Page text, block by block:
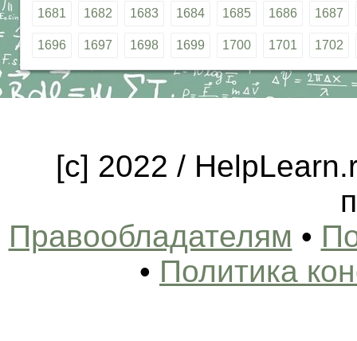
1681 1682 1683 1684 1685 1686 1687
1696 1697 1698 1699 1700 1701 1702
[c] 2022 /
Правообладателям •
• Политика